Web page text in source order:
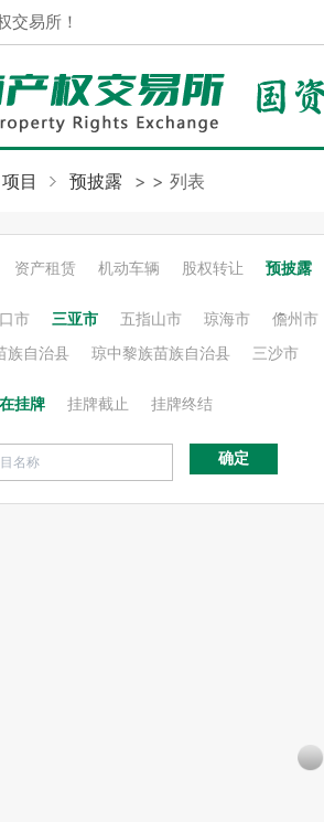
交易所！
项目 >
预披露 > 列表
资产租赁 机动车辆 股权转让 预披露
市 三亚市 五指山市 琼海市 儋州市
族自治县 琼中黎族苗族自治县 三沙市
挂牌 挂牌截止 挂牌终结
确定